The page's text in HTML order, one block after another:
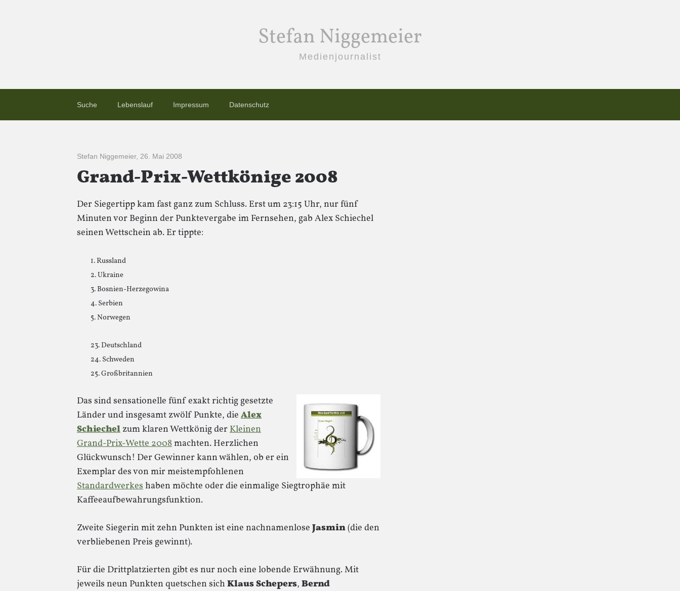
Stefan Niggemeier
Medienjournalist
Suche Lebenslauf Impressum Datenschutz
Stefan Niggemeier, 26. Mai 2008
Grand-Prix-Wettkönige 2008
Der Siegertipp kam fast ganz zum Schluss. Erst um 23:15 Uhr, nur fünf
Minuten vor Beginn der Punktevergabe im Fernsehen, gab Alex Schiechel
seinen Wettschein ab. Er tippte:
1. Russland
2. Ukraine
3. Bosnien-Herzegowina
4. Serbien
5. Norwegen
23. Deutschland
24. Schweden
25. Großbritannien
Das sind sensationelle fünf exakt richtig gesetzte
Länder und insgesamt zwölf Punkte, die Alex
Schiechel zum klaren Wettkönig der Kleinen
Grand-Prix-Wette 2008machten. Herzlichen
Glückwunsch! Der Gewinner kann wählen, ob er ein
Exemplar des von mir meistempfohlenen
Standardwerkeshaben möchte oder die einmalige Siegtrophäe mit
Kaffeeaufbewahrungsfunktion.
Zweite Siegerin mit zehn Punkten ist eine nachnamenlose Jasmin(die den
verbliebenen Preis gewinnt).
Für die Drittplatzierten gibt es nur noch eine lobende Erwähnung. Mit
jeweils neun Punkten quetschen sich Klaus Schepers, Bernd